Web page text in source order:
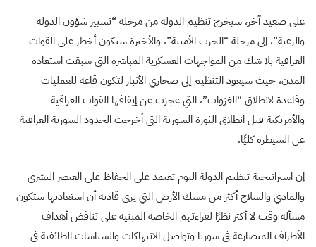
على صعيد آخر، سيخرج تنظيم الدولة من مرحلة “تسيير شؤون الدولة
والرعية”، إلى مرحلة “الحرب الأمنية”، والأخيرة ستكون أخطر على القوات
العراقية بلا شك من المواجهات العسكرية المباشرة التي سبقت استعادة
المدن، حيث سيعود التنظيم إلى صحاري الأنبار لتكون قاعة للعمليات
وقاعدة لانطلاق “الغزوات”، التي عجزت عن إيقافها القوات العراقية
والأمريكية قبل انطلاق الثورة السورية التي أخرجت الحدود السورية العراقية
عن السيطرة كليًا.
إن استراتيجية تنظيم الدولة اليوم تعتمد على الحفاظ على العنصر البشري
والمادي والسلاح أكثر من مسك الأرض التي يرى قادته أن استعادتها ستكون
مسألة وقت لا أكثر نظرًا لقراءتهم الخاصة المبنية على تناقض أهداف
الأطراف المتصارعة في سوريا وتواصل الانتهاكات والسياسات الطائفية في